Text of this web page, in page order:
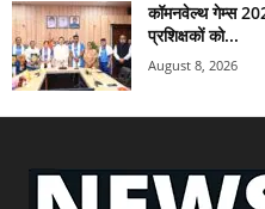
कॉमनवेल्थ गेम्स
प्रशिक्षकों को...
August 8, 2026